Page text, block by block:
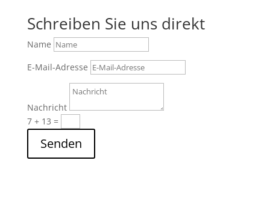
Schreiben Sie uns direkt
Name
E-Mail-Adresse
Nachricht
7 + 13 =
Senden